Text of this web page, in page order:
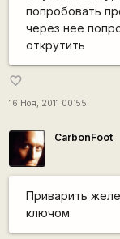
попробовать
через нее
открутить
favorite_border
16 Ноя, 2011 00:55
CarbonFoot
Приварить
ключом.